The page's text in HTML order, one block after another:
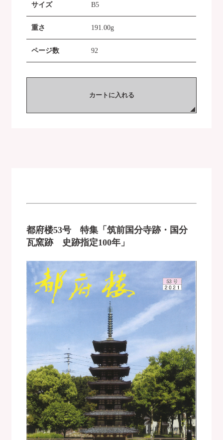
サイズ B5
重さ 191.00g
ページ数 92
カートに入れる
都府楼53号 特集「筑前国分寺跡・国分
瓦窯跡 史跡指定100年」